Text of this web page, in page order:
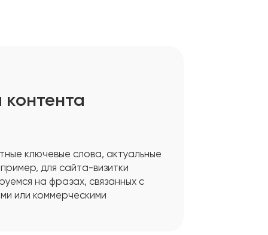
ключевые слова, актуальные
для сайта-визитки
на фразах, связанных с
или коммерческими